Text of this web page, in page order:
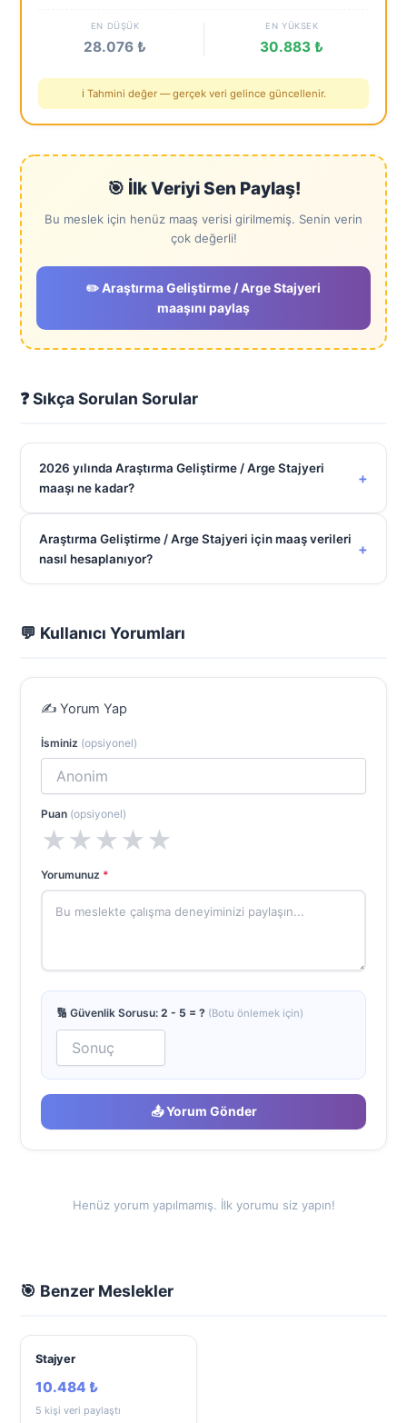
EN DÜŞÜK
28.076 ₺
EN YÜKSEK
30.883 ₺
ℹ️ Tahmini değer — gerçek veri gelince güncellenir.
🎯 İlk Veriyi Sen Paylaş!
Bu meslek için henüz maaş verisi girilmemiş. Senin verin
çok değerli!
✏️ Araştırma Geliştirme / Arge Stajyeri
maaşını paylaş
❓ Sıkça Sorulan Sorular
2026 yılında Araştırma Geliştirme / Arge Stajyeri
maaşı ne kadar?
+
Araştırma Geliştirme / Arge Stajyeri için maaş verileri
nasıl hesaplanıyor?
+
💬 Kullanıcı Yorumları
✍️ Yorum Yap
İsminiz (opsiyonel)
Puan (opsiyonel)
★★★★★
Yorumunuz *
🔢 Güvenlik Sorusu: 2 - 5 = ? (Botu önlemek için)
📤 Yorum Gönder
Henüz yorum yapılmamış. İlk yorumu siz yapın!
🎯 Benzer Meslekler
Stajyer
10.484 ₺
5 kişi veri paylaştı